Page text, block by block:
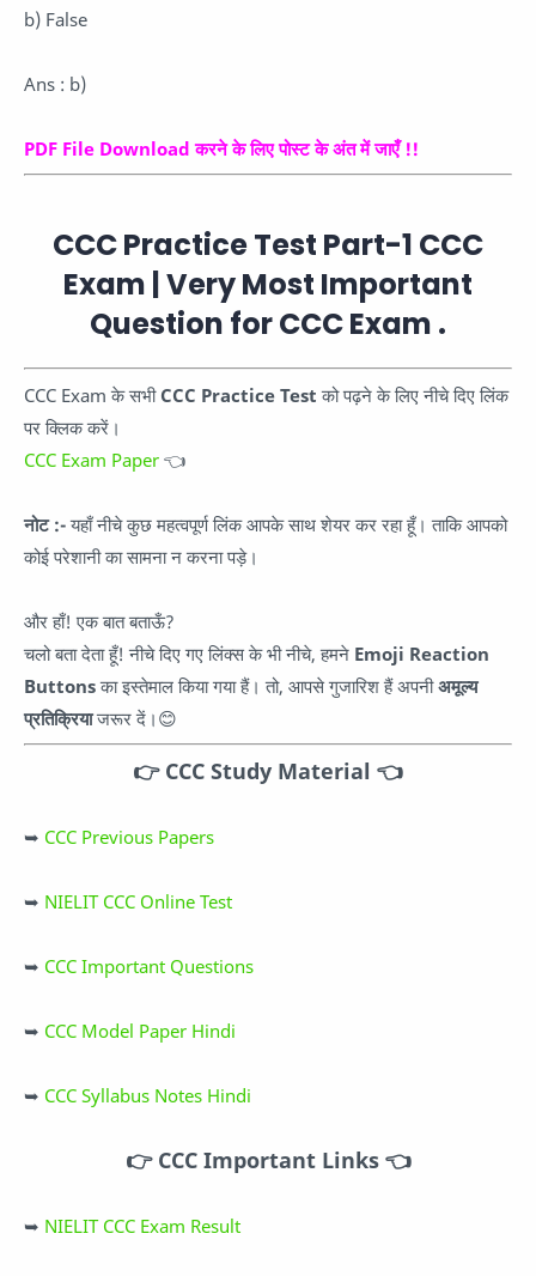
b) False
Ans : b)
PDF File Download करने के लिए पोस्ट के अंत में जाएँ !!
CCC Practice Test Part-1 CCC
Exam | Very Most Important
Question for CCC Exam .
CCC Exam के सभी CCC Practice Test को पढ़ने के लिए नीचे दिए लिंक
पर क्लिक करें।
CCC Exam Paper 👈
नोट :-यहाँ नीचे कुछ महत्वपूर्ण लिंक आपके साथ शेयर कर रहा हूँ। ताकि आपको
कोई परेशानी का सामना न करना पड़े।
और हाँ! एक बात बताऊँ?
चलो बता देता हूँ! नीचे दिए गए लिंक्स के भी नीचे, हमने Emoji Reaction
Buttonsका इस्तेमाल किया गया हैं। तो, आपसे गुजारिश हैं अपनीअमूल्य
प्रतिक्रियाजरूर दें।😊
👉 CCC Study Material 👈
➥ CCC Previous Papers
➥ NIELIT CCC Online Test
➥ CCC Important Questions
➥ CCC Model Paper Hindi
➥ CCC Syllabus Notes Hindi
👉 CCC Important Links 👈
➥ NIELIT CCC Exam Result